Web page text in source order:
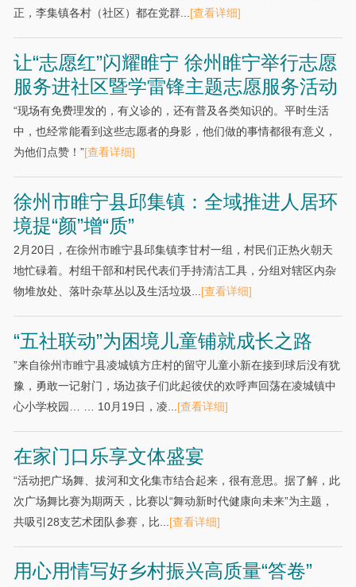
正，李集镇各村（社区）都在党群...[查看详细]
让“志愿红”闪耀睢宁 徐州睢宁举行志愿
服务进社区暨学雷锋主题志愿服务活动
“现场有免费理发的，有义诊的，还有普及各类知识的。平时生活
中，也经常能看到这些志愿者的身影，他们做的事情都很有意义，
为他们点赞！”[查看详细]
徐州市睢宁县邱集镇：全域推进人居环
境提“颜”增“质”
2月20日，在徐州市睢宁县邱集镇李甘村一组，村民们正热火朝天
地忙碌着。村组干部和村民代表们手持清洁工具，分组对辖区内杂
物堆放处、落叶杂草丛以及生活垃圾... [查看详细]
“五社联动”为困境儿童铺就成长之路
”来自徐州市睢宁县凌城镇方庄村的留守儿童小新在接到球后没有犹
豫，勇敢一记射门，场边孩子们此起彼伏的欢呼声回荡在凌城镇中
心小学校园… … 10月19日，凌... [查看详细]
在家门口乐享文体盛宴
“活动把广场舞、拔河和文化集市结合起来，很有意思。据了解，此
次广场舞比赛为期两天，比赛以“舞动新时代健康向未来”为主题，
共吸引28支艺术团队参赛，比... [查看详细]
用心用情写好乡村振兴高质量“答卷”